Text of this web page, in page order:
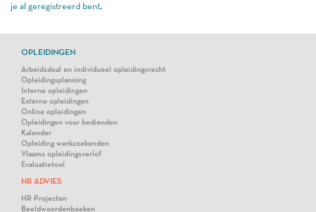
je al geregistreerd bent.
OPLEIDINGEN
Arbeidsdeal en individueel opleidingsrecht
Opleidingsplanning
Interne opleidingen
Externe opleidingen
Online opleidingen
Opleidingen voor bedienden
Kalender
Opleiding werkzoekenden
Vlaams opleidingsverlof
Evaluatietool
HR ADVIES
HR Projecten
Beeldwoordenboeken